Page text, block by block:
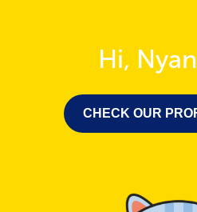
Hi,
CHECK OUR